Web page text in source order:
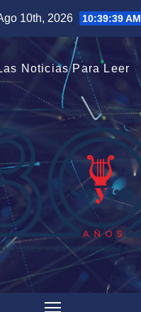
10th, 2026 10:39:40 AM
Noticias Para Leer